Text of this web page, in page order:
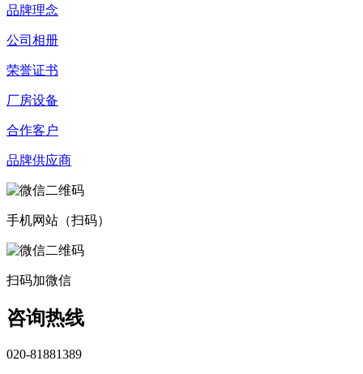
品牌理念
公司相册
荣誉证书
厂房设备
合作客户
品牌供应商
手机网站（扫码）
扫码加微信
咨询热线
020-81881389